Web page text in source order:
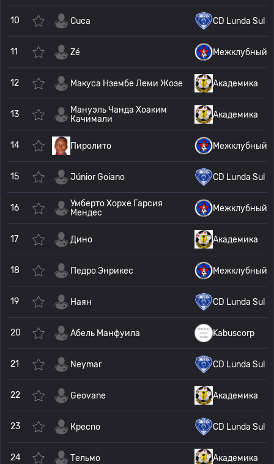
10 Cuca CD Lunda Sul
11 Zé Межклубный
12 Макуса Нзембе Леми Жозе Академика
13
Мануэль Чанда Хоаким
Качимали
Академика
14 Пиролито Межклубный
15 Júnior Goiano CD Lunda Sul
16
Умберто Хорхе Гарсия
Мендес
Межклубный
17 Дино Академика
18 Педро Энрикес Межклубный
19 Наян CD Lunda Sul
20 Абель Манфуила Kabuscorp
21 Neymar CD Lunda Sul
22 Geovane Академика
23 Креспо CD Lunda Sul
24 Тельмо Академика